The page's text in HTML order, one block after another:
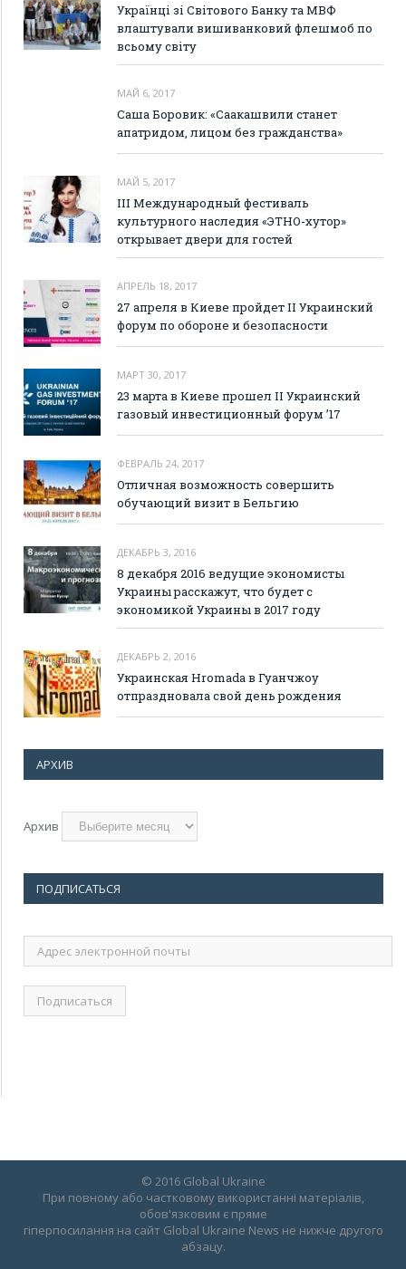
Українці зі Світового Банку та МВФ
влаштували вишиванковий флешмоб по
всьому світу
МАЙ 6, 2017
Саша Боровик: «Саакашвили станет
апатридом, лицом без гражданства»
МАЙ 5, 2017
III Международный фестиваль
культурного наследия «ЭТНО-хутор»
открывает двери для гостей
АПРЕЛЬ 18, 2017
27 апреля в Киеве пройдет II Украинский
форум по обороне и безопасности
МАРТ 30, 2017
23 марта в Киеве прошел II Украинский
газовый инвестиционный форум ’17
ФЕВРАЛЬ 24, 2017
Отличная возможность совершить
обучающий визит в Бельгию
ДЕКАБРЬ 3, 2016
8 декабря 2016 ведущие экономисты
Украины расскажут, что будет с
экономикой Украины в 2017 году
ДЕКАБРЬ 2, 2016
Украинская Hromada в Гуанчжоу
отпраздновала свой день рождения
АРХИВ
Архив
ПОДПИСАТЬСЯ
Адрес
электронной
© 2016 Global Ukraine
При повному або частковому використанні матеріалів,
обов'язковим є пряме
гіперпосилання на сайт Global Ukraine News не нижче другого
абзацу.